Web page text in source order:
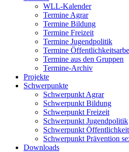
WLL-Kalender
Termine Agrar
Termine Bildung
Termine Freizeit
Termine Jugendpolitik
Termine
Termine aus den Gruppen
Termine-Archiv
Projekte
Schwerpunkte
Schwerpunkt Agrar
Schwerpunkt Bildung
Schwerpunkt Freizeit
Schwerpunkt Jugendpolitik
Schwerpunkt
Schwerpunkt Prävention
Downloads